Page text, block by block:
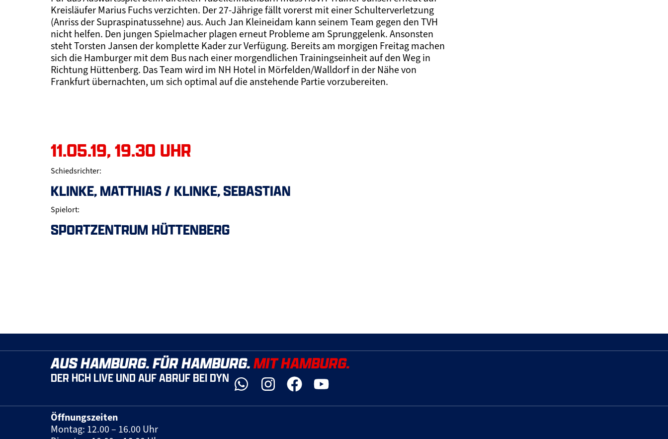
Kreisläufer Marius Fuchs verzichten. Der 27-Jährige fällt vorerst mit einer Schulterverletzung
(Anriss der Supraspinatussehne) aus. Auch Jan Kleineidam kann seinem Team gegen den TVH
nicht helfen. Den jungen Spielmacher plagen erneut Probleme am Sprunggelenk. Ansonsten
steht Torsten Jansen der komplette Kader zur Verfügung. Bereits am morgigen Freitag machen
sich die Hamburger mit dem Bus nach einer morgendlichen Trainingseinheit auf den Weg in
Richtung Hüttenberg. Das Team wird im NH Hotel in Mörfelden/Walldorf in der Nähe von
Frankfurt übernachten, um sich optimal auf die anstehende Partie vorzubereiten.
11.05.19, 19.30 UHR
Schiedsrichter:
KLINKE, MATTHIAS / KLINKE, SEBASTIAN
Spielort:
SPORTZENTRUM HÜTTENBERG
AUS HAMBURG. FÜR HAMBURG.MIT HAMBURG.
DER HCH LIVE UND AUF ABRUF BEI DYN
Öffnungszeiten
Montag: 12.00 – 16.00 Uhr